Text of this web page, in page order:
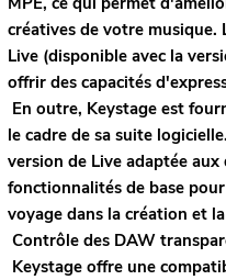
créatives de votre
Live (disponible avec la
offrir des capacités
En outre, Keystage est
le cadre de sa suite
version de Live adaptée
fonctionnalités de base
voyage dans la création et
Contrôle des DAW
Keystage offre une